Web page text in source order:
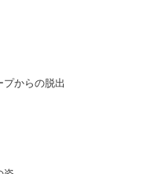
プからの脱出